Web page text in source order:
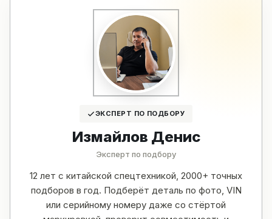
ЭКСПЕРТ ПО ПОДБОРУ
Измайлов Денис
Эксперт по подбору
12 лет с китайской спецтехникой, 2000+ точных
подборов в год. Подберёт деталь по фото, VIN
или серийному номеру даже со стёртой